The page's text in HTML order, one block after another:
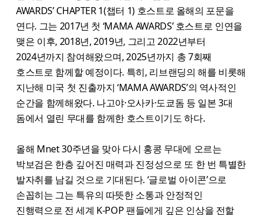
AWARDS’ CHAPTER 1(챕터 1) 호스트로 올해의 포문을
연다. 그는 2017년 첫 ‘MAMA AWARDS’ 호스트로 인연을
맺은 이후, 2018년, 2019년, 그리고 2022년부터
2024년까지 참여해왔으며, 2025년까지 총 7회째
호스트로 함께할 예정이다. 특히, 리브랜딩의 해를 비롯해
지난해 미국 첫 진출까지 ‘MAMA AWARDS’의 역사적인
순간을 함께해왔다. 나고야·오사카·도쿄돔 등 일본 3대
돔에서 열린 무대를 함께한 호스트이기도 하다.
올해 Mnet 30주년을 맞아 다시 홍콩 무대에 오르는
박보검은 한층 깊어진 매력과 진정성으로 또 한 번 특별한
발자취를 남길 것으로 기대된다. ‘글로벌 아이콘’으로
손꼽히는 그는 특유의 따뜻한 소통과 안정적인
진행력으로 전 세계 K-POP 팬들에게 깊은 인상을 전할